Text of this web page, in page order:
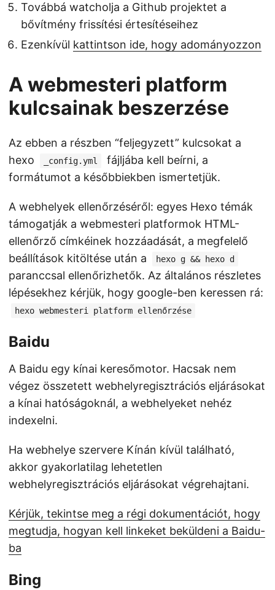
Továbbá watcholja a Github projektet a
bővítmény frissítési értesítéseihez
Ezenkívül kattintson ide, hogy adományozzon
A webmesteri platform
kulcsainak beszerzése
Az ebben a részben “feljegyzett” kulcsokat a
hexo
_config.yml
fájljába kell beírni, a
formátumot a későbbiekben ismertetjük.
A webhelyek ellenőrzéséről: egyes Hexo témák
támogatják a webmesteri platformok HTML-
ellenőrző címkéinek hozzáadását, a megfelelő
beállítások kitöltése után a
hexo g && hexo d
paranccsal ellenőrizhetők. Az általános részletes
lépésekhez kérjük, hogy google-ben keressen rá:
hexo webmesteri platform ellenőrzése
Baidu
A Baidu egy kínai keresőmotor. Hacsak nem
végez összetett webhelyregisztrációs eljárásokat
a kínai hatóságoknál, a webhelyeket nehéz
indexelni.
Ha webhelye szervere Kínán kívül található,
akkor gyakorlatilag lehetetlen
webhelyregisztrációs eljárásokat végrehajtani.
Kérjük, tekintse meg a régi dokumentációt, hogy
megtudja, hogyan kell linkeket beküldeni a Baidu-
ba
Bing